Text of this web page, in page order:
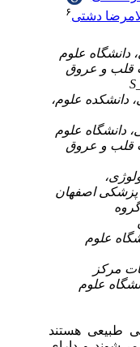
دشتی۶
علوم
و عروق
علوم،
علوم
و عروق
اصفهان
علوم
مرکز
علوم
هستند